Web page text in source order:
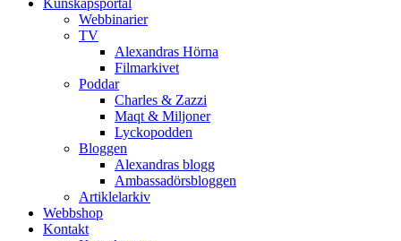
Kunskapsportal
Webbinarier
TV
Alexandras Hörna
Filmarkivet
Poddar
Charles & Zazzi
Maqt & Miljoner
Lyckopodden
Bloggen
Alexandras blogg
Ambassadörsbloggen
Artiklelarkiv
Webbshop
Kontakt